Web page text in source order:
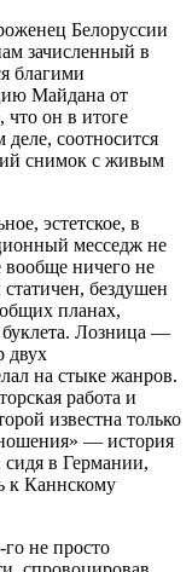
Белоруссии
зачисленный в
благими
Майдана от
что он в итоге
соотносится
снимок с живым
эстетское, в
месседж не
ничего не
бездушен
планах,
Лозница —
двух
на стыке жанров.
работа и
известна только
— история
в Германии,
к Каннскому
не просто